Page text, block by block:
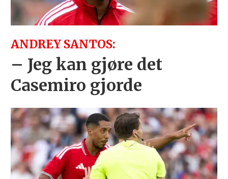
ANDREY SANTOS:
– Jeg kan gjøre det
Casemiro gjorde